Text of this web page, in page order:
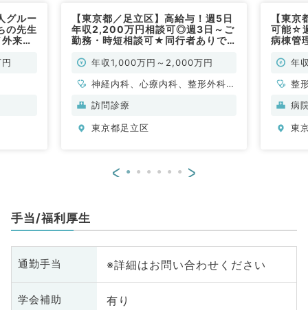
グルー
の先生
来・
外科
【東京都／足立区】高給与！週5日
年収2,200万円相談可◎週3日～ご
勤務・時短相談可★同行者ありで
ール・出動なしも相談できます
年収1,000万円～2,000万円
神経内科、心療内科、整形外科、
形成外科、美容外科、脳神経外
小児外科、泌尿器科、一般内科、
科、老年内科、外科系全般、一般
訪問診療
東京都足立区
【東
可能☆
病棟管
年
整
病
東
< >
手当/福利厚生
通勤手当 ※詳細はお問い合わせください
学会補助 有り